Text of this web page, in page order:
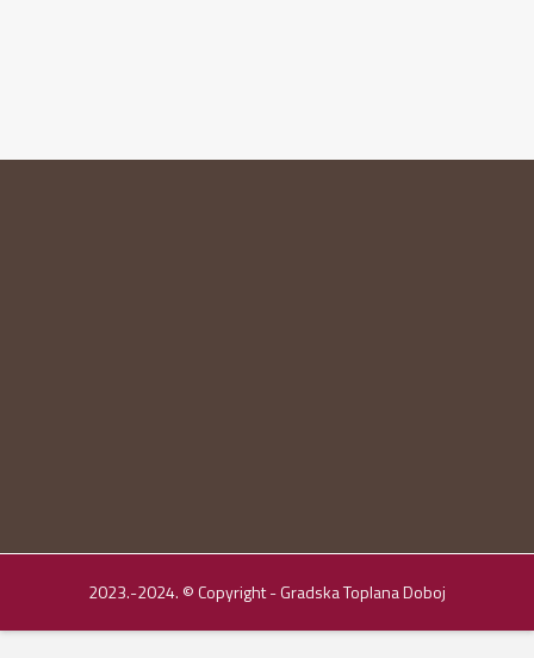
2023.-2024. © Copyright - Gradska Toplana Doboj